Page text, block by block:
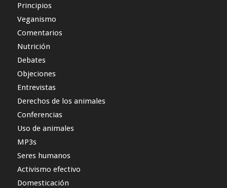
Principios
Veganismo
Comentarios
Nutrición
Debates
Objeciones
Entrevistas
Derechos de los animales
Conferencias
Uso de animales
MP3s
Seres humanos
Activismo efectivo
Domesticación